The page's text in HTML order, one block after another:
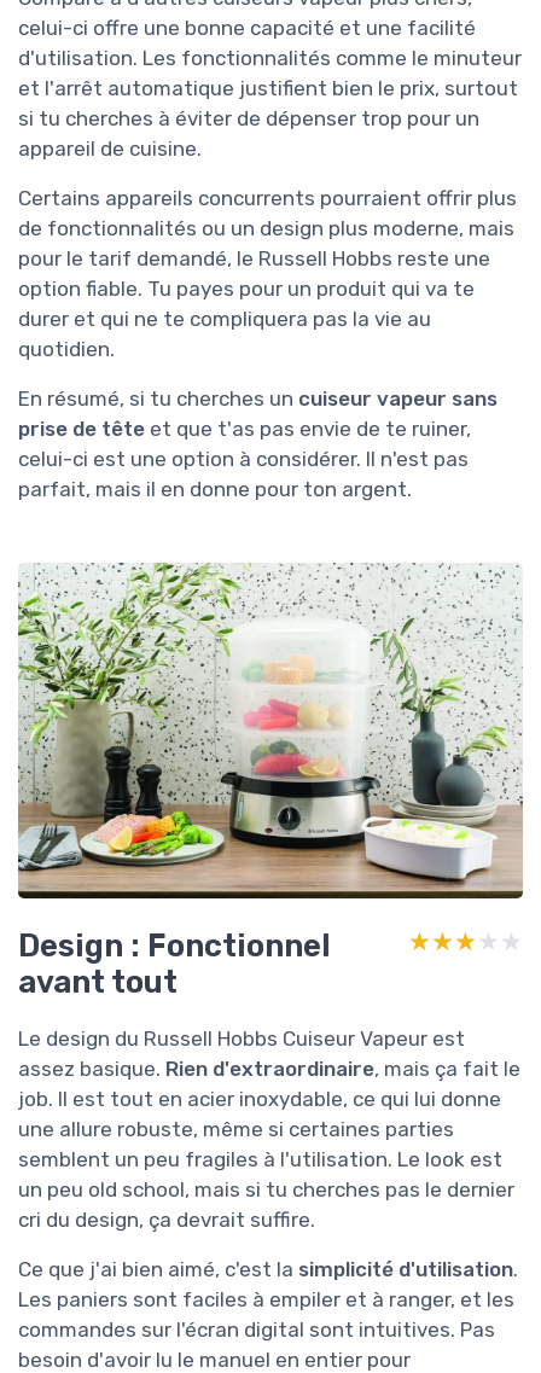
celui-ci offre une bonne capacité et une facilité
d'utilisation. Les fonctionnalités comme le minuteur
et l'arrêt automatique justifient bien le prix, surtout
si tu cherches à éviter de dépenser trop pour un
appareil de cuisine.
Certains appareils concurrents pourraient offrir plus
de fonctionnalités ou un design plus moderne, mais
pour le tarif demandé, le Russell Hobbs reste une
option fiable. Tu payes pour un produit qui va te
durer et qui ne te compliquera pas la vie au
quotidien.
En résumé, si tu cherches un cuiseur vapeur sans
prise de tête et que t'as pas envie de te ruiner,
celui-ci est une option à considérer. Il n'est pas
parfait, mais il en donne pour ton argent.
Design : Fonctionnel
avant tout
★★★★★
★★★★★
Le design du Russell Hobbs Cuiseur Vapeur est
assez basique. Rien d'extraordinaire, mais ça fait le
job. Il est tout en acier inoxydable, ce qui lui donne
une allure robuste, même si certaines parties
semblent un peu fragiles à l'utilisation. Le look est
un peu old school, mais si tu cherches pas le dernier
cri du design, ça devrait suffire.
Ce que j'ai bien aimé, c'est la simplicité d'utilisation.
Les paniers sont faciles à empiler et à ranger, et les
commandes sur l'écran digital sont intuitives. Pas
besoin d'avoir lu le manuel en entier pour